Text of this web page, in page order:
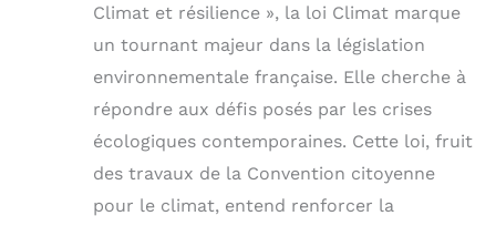
Climat et résilience », la loi Climat marque
un tournant majeur dans la législation
environnementale française. Elle cherche à
répondre aux défis posés par les crises
écologiques contemporaines. Cette loi, fruit
des travaux de la Convention citoyenne
pour le climat, entend renforcer la